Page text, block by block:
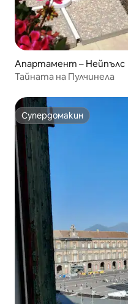
Апартамент – Нейпълс
Тайната на Пулчинела
Супердомакин
Супердомакин